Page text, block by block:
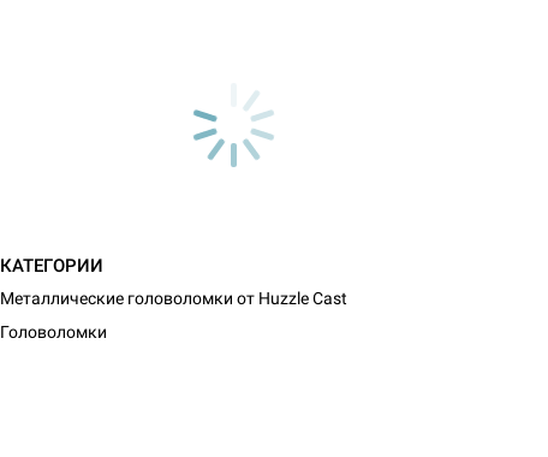
КАТЕГОРИИ
Металлические головоломки от Huzzle Cast
Головоломки